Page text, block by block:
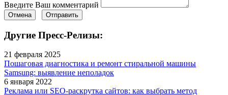
Введите Ваш комментарий
Отмена Отправить
Другие Пресс-Релизы:
21 февраля 2025
Пошаговая диагностика и ремонт стиральной машины
Samsung: выявление неполадок
6 января 2022
Реклама или SEO-раскрутка сайтов: как выбрать метод